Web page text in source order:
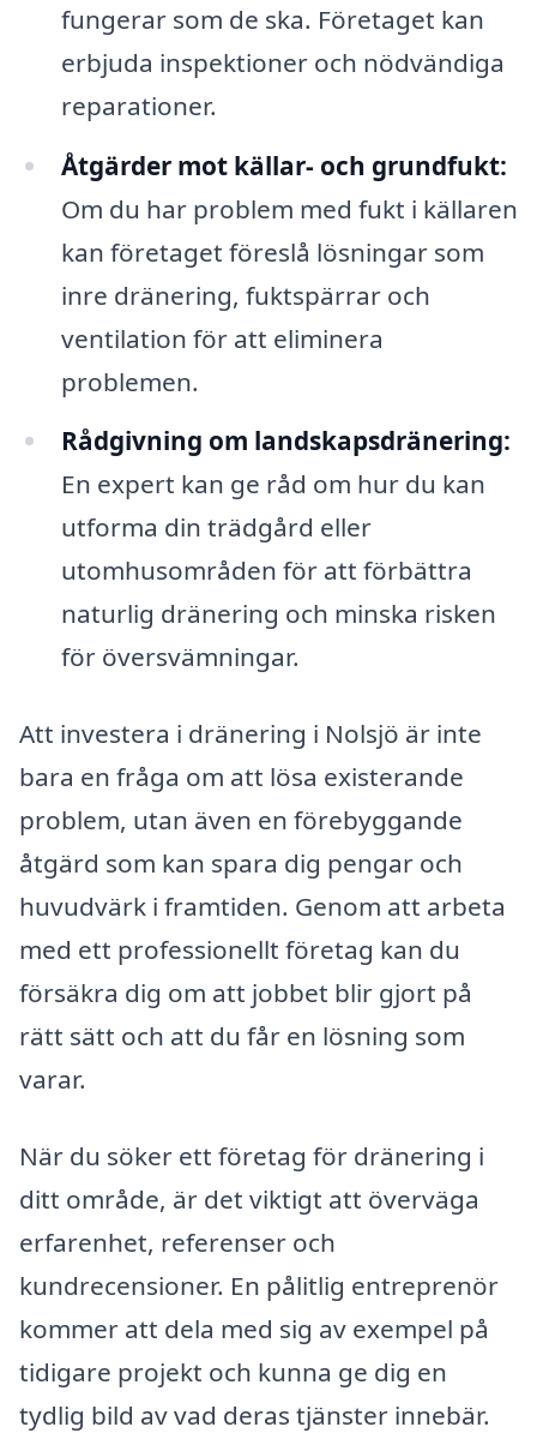
fungerar som de ska. Företaget kan
erbjuda inspektioner och nödvändiga
reparationer.
Åtgärder mot källar- och grundfukt:
Om du har problem med fukt i källaren
kan företaget föreslå lösningar som
inre dränering, fuktspärrar och
ventilation för att eliminera
problemen.
Rådgivning om landskapsdränering:
En expert kan ge råd om hur du kan
utforma din trädgård eller
utomhusområden för att förbättra
naturlig dränering och minska risken
för översvämningar.
Att investera i dränering i Nolsjö är inte
bara en fråga om att lösa existerande
problem, utan även en förebyggande
åtgärd som kan spara dig pengar och
huvudvärk i framtiden. Genom att arbeta
med ett professionellt företag kan du
försäkra dig om att jobbet blir gjort på
rätt sätt och att du får en lösning som
varar.
När du söker ett företag för dränering i
ditt område, är det viktigt att överväga
erfarenhet, referenser och
kundrecensioner. En pålitlig entreprenör
kommer att dela med sig av exempel på
tidigare projekt och kunna ge dig en
tydlig bild av vad deras tjänster innebär.